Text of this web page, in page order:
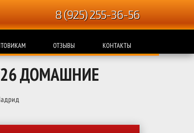
8 (925) 255-36-56
ОТЗЫВЫ КОНТАКТЫ
ДОМАШНИЕ